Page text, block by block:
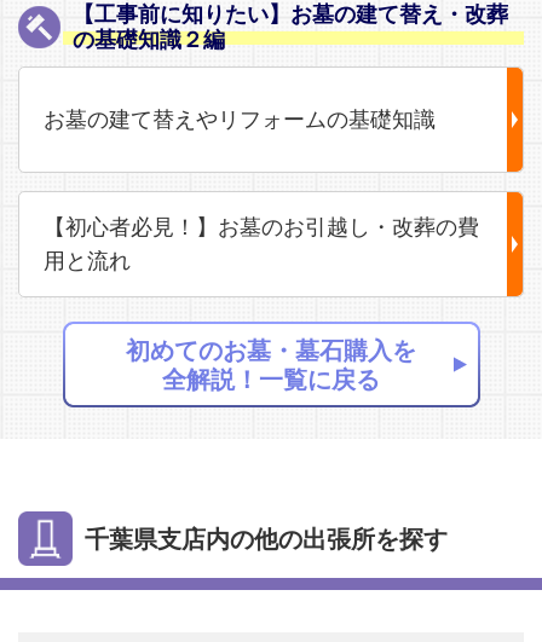
【工事前に知りたい】お墓の建て替え・改葬
の基礎知識２編
お墓の建て替えやリフォームの基礎知識
【初心者必見！】お墓のお引越し・改葬の費
用と流れ
初めてのお墓・墓石購入を
全解説！一覧に戻る
千葉県支店内の他の出張所を探す